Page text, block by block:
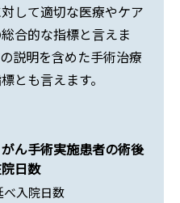
して適切な医療やケア
合的な指標と言えま
説明を含めた手術治療
とも言えます。
ん手術実施患者の術後
日数
入院日数